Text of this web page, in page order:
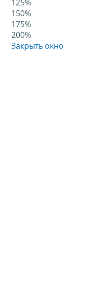
125%
150%
175%
200%
Закрыть окно